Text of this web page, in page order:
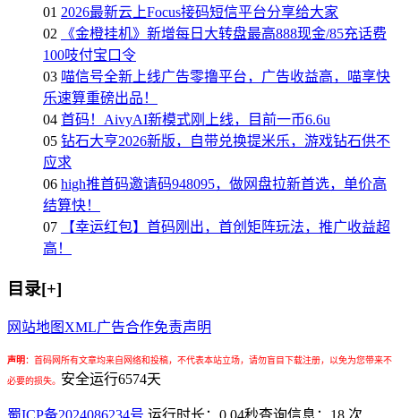
01 2026最新云上Focus接码短信平台分享给大家
02
《金橙挂机》新增每日大转盘最高888现金/85充话费
100吱付宝口令
03 喵信号全新上线广告零撸平台，广告收益高，喵享快
乐速算重磅出品！
04 首码！AivyAI新模式刚上线，目前一币6.6u
05 钻石大亨2026新版，自带兑换提米乐，游戏钻石供不
应求
06 high推首码邀请码948095，做网盘拉新首选，单价高
结算快！
07
【幸运红包】首码刚出，首创矩阵玩法，推广收益超
高！
目录[+]
网站地图 XML广告合作免责声明
声明： 首码网所有文章均来自网络和投稿，不代表本站立场，请勿盲目下载注册，以免为您带来不
必要的损失。 安全运行6574天